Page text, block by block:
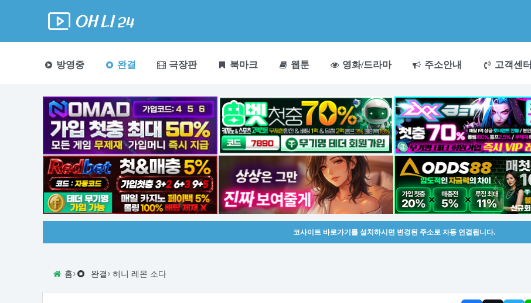
방영중 완결 극장판 북마크 웹툰 영화/드라마 주소안내 고객센터
코사이트 바로가기를 설치하시면 변경된 주소로 자동 연결됩니다.
홈› 완결› 허니 레몬 소다